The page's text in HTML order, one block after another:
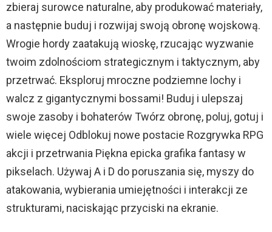
zbieraj surowce naturalne, aby produkować materiały,
a następnie buduj i rozwijaj swoją obronę wojskową.
Wrogie hordy zaatakują wioskę, rzucając wyzwanie
twoim zdolnościom strategicznym i taktycznym, aby
przetrwać. Eksploruj mroczne podziemne lochy i
walcz z gigantycznymi bossami! Buduj i ulepszaj
swoje zasoby i bohaterów Twórz obronę, poluj, gotuj i
wiele więcej Odblokuj nowe postacie Rozgrywka RPG
akcji i przetrwania Piękna epicka grafika fantasy w
pikselach. Używaj A i D do poruszania się, myszy do
atakowania, wybierania umiejętności i interakcji ze
strukturami, naciskając przyciski na ekranie.